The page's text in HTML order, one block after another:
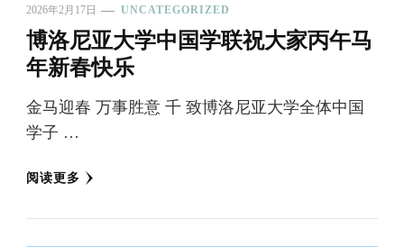
2026年2月17日 UNCATEGORIZED
博洛尼亚大学中国学联祝大家丙午马
年新春快乐
金马迎春 万事胜意 千 致博洛尼亚大学全体中国
学子 …
阅读更多